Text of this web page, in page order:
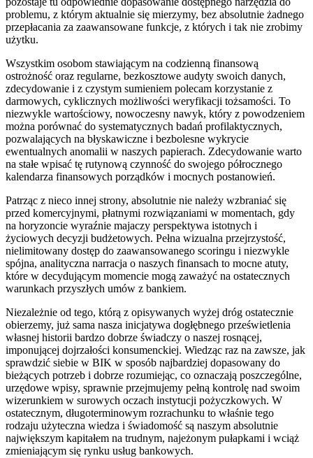
problemu, z którym aktualnie się mierzymy, bez absolutnie żadnego
przepłacania za zaawansowane funkcje, z których i tak nie zrobimy
użytku.
Wszystkim osobom stawiającym na codzienną finansową
ostrożność oraz regularne, bezkosztowe audyty swoich danych,
zdecydowanie i z czystym sumieniem polecam korzystanie z
darmowych, cyklicznych możliwości weryfikacji tożsamości. To
niezwykle wartościowy, nowoczesny nawyk, który z powodzeniem
można porównać do systematycznych badań profilaktycznych,
pozwalających na błyskawiczne i bezbolesne wykrycie
ewentualnych anomalii w naszych papierach. Zdecydowanie warto
na stałe wpisać tę rutynową czynność do swojego półrocznego
kalendarza finansowych porządków i mocnych postanowień.
Patrząc z nieco innej strony, absolutnie nie należy wzbraniać się
przed komercyjnymi, płatnymi rozwiązaniami w momentach, gdy
na horyzoncie wyraźnie majaczy perspektywa istotnych i
życiowych decyzji budżetowych. Pełna wizualna przejrzystość,
nielimitowany dostęp do zaawansowanego scoringu i niezwykle
spójna, analityczna narracja o naszych finansach to mocne atuty,
które w decydującym momencie mogą zaważyć na ostatecznych
warunkach przyszłych umów z bankiem.
Niezależnie od tego, którą z opisywanych wyżej dróg ostatecznie
obierzemy, już sama nasza inicjatywa dogłębnego prześwietlenia
własnej historii bardzo dobrze świadczy o naszej rosnącej,
imponującej dojrzałości konsumenckiej. Wiedząc raz na zawsze, jak
sprawdzić siebie w BIK w sposób najbardziej dopasowany do
bieżących potrzeb i dobrze rozumiejąc, co oznaczają poszczególne,
urzędowe wpisy, sprawnie przejmujemy pełną kontrolę nad swoim
wizerunkiem w surowych oczach instytucji pożyczkowych. W
ostatecznym, długoterminowym rozrachunku to właśnie tego
rodzaju użyteczna wiedza i świadomość są naszym absolutnie
największym kapitałem na trudnym, najeżonym pułapkami i wciąż
zmieniającym się rynku usług bankowych.